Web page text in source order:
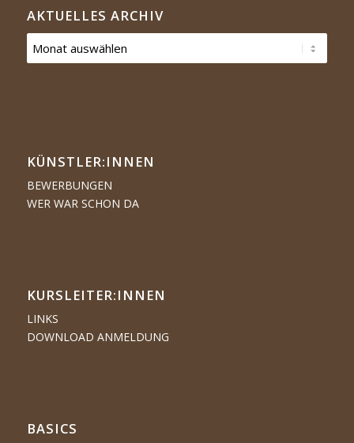
AKTUELLES ARCHIV
KÜNSTLER:­­INNEN
BEWERBUNGEN
WER WAR SCHON DA
KURSLEITER:INNEN
LINKS
DOWNLOAD ANMELDUNG
BASICS